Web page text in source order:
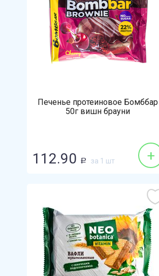
Печенье протеиновое Бомббар
50г вишн брауни
112.90 Р за 1 шт +